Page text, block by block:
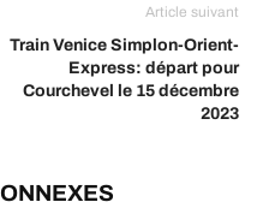
Article suivant
Train Venice Simplon-Orient-
Express: départ pour
Courchevel le 15 décembre
2023